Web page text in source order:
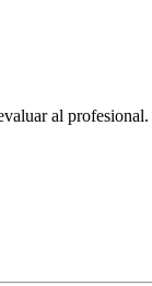
al profesional.